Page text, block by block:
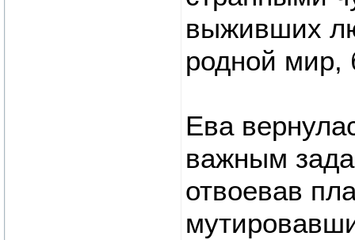
выживших
родной мир,
Ева
важным
отвоевав